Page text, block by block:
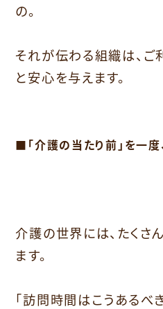
の。
それが伝わる組織は、
と安心を与えます。
■「介護の当たり前」を一度
介護の世界には、たくさ
ます。
「訪問時間はこうあるべき